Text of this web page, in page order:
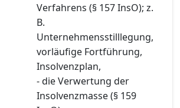
Verfahrens (§ 157 InsO); z.
B.
Unternehmensstilllegung,
vorläufige Fortführung,
Insolvenzplan,
- die Verwertung der
Insolvenzmasse (§ 159